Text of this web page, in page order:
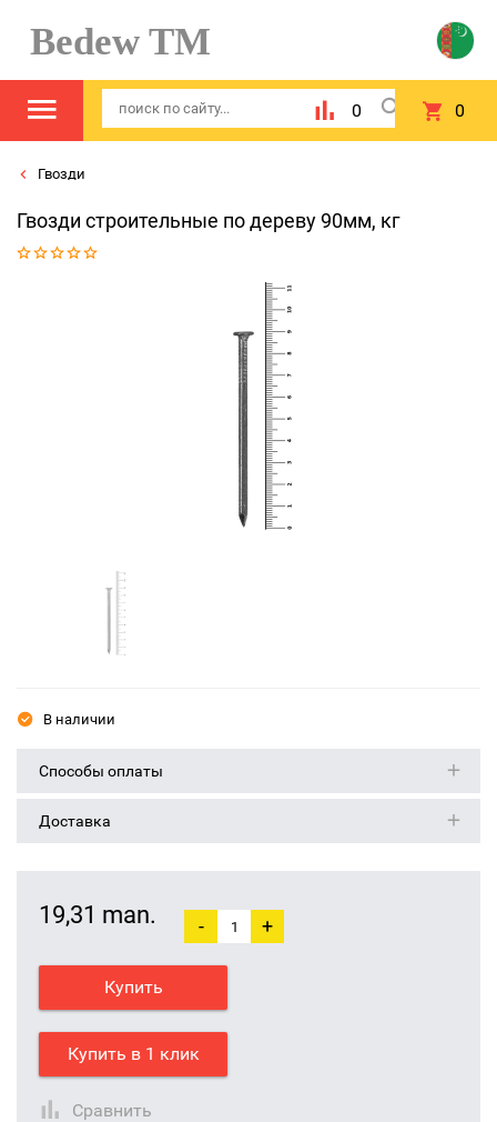
Bedew TM
0 0
Гвозди
Гвозди строительные по дереву 90мм, кг
В наличии
Способы оплаты
Доставка
19,31 man. - +
Купить
Купить в 1 клик
Сравнить